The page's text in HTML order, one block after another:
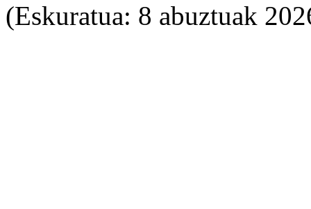
(Eskuratua: 8 abuztuak